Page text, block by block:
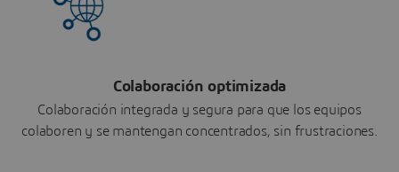
Colaboración optimizada
Colaboración integrada y segura para que los equipos
colaboren y se mantengan concentrados, sin frustraciones.